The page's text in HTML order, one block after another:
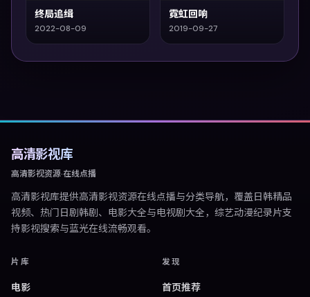
终局追缉
2022-08-09
霓虹回响
2019-09-27
高清影视库
高清影视资源·在线点播
高清影视库提供高清影视资源在线点播与分类导航，覆盖日韩精品
视频、热门日剧韩剧、电影大全与电视剧大全，综艺动漫纪录片支
持影视搜索与蓝光在线流畅观看。
片库
电影
发现
首页推荐